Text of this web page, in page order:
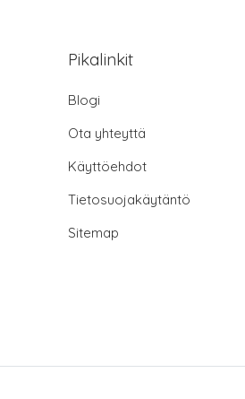
Pikalinkit
Blogi
Ota yhteyttä
Käyttöehdot
Tietosuojakäytäntö
Sitemap